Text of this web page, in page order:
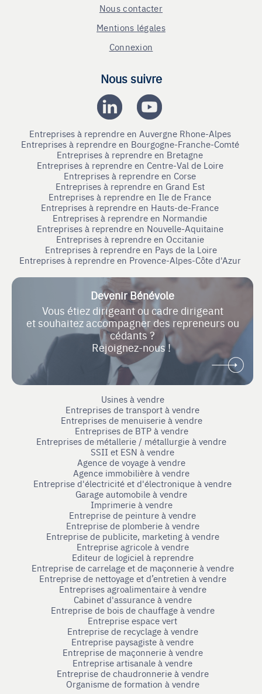
Nous contacter
Mentions légales
Connexion
Nous suivre
Entreprises à reprendre en Auvergne Rhone-Alpes
Entreprises à reprendre en Bourgogne-Franche-Comté
Entreprises à reprendre en Bretagne
Entreprises à reprendre en Centre-Val de Loire
Entreprises à reprendre en Corse
Entreprises à reprendre en Grand Est
Entreprises à reprendre en Ile de France
Entreprises à reprendre en Hauts-de-France
Entreprises à reprendre en Normandie
Entreprises à reprendre en Nouvelle-Aquitaine
Entreprises à reprendre en Occitanie
Entreprises à reprendre en Pays de la Loire
Entreprises à reprendre en Provence-Alpes-Côte d'Azur
Devenir Bénévole
Vous étiez dirigeant ou cadre dirigeant
et souhaitez accompagner des repreneurs ou
cédants ?
Rejoignez-nous !
Usines à vendre
Entreprises de transport à vendre
Entreprises de menuiserie à vendre
Entreprises de BTP à vendre
Entreprises de métallerie / métallurgie à vendre
SSII et ESN à vendre
Agence de voyage à vendre
Agence immobilière à vendre
Entreprise d'électricité et d'électronique à vendre
Garage automobile à vendre
Imprimerie à vendre
Entreprise de peinture à vendre
Entreprise de plomberie à vendre
Entreprise de publicite, marketing à vendre
Entreprise agricole à vendre
Editeur de logiciel à reprendre
Entreprise de carrelage et de maçonnerie à vendre
Entreprise de nettoyage et d’entretien à vendre
Entreprises agroalimentaire à vendre
Cabinet d'assurance à vendre
Entreprise de bois de chauffage à vendre
Entreprise espace vert
Entreprise de recyclage à vendre
Entreprise paysagiste à vendre
Entreprise de maçonnerie à vendre
Entreprise artisanale à vendre
Entreprise de chaudronnerie à vendre
Organisme de formation à vendre